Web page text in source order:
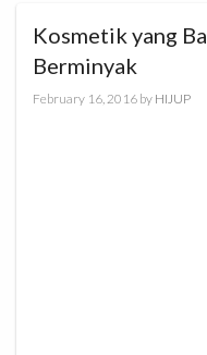
Kosmetik yang
Berminyak
February 16, 2016 by HIJUP